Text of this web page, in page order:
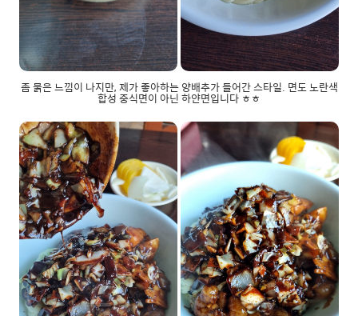
좀 묽은 느낌이 나지만, 제가 좋아하는 양배추가 들어간 스타일. 면도 노란색
합성 중식면이 아닌 하얀면입니다 ㅎㅎ